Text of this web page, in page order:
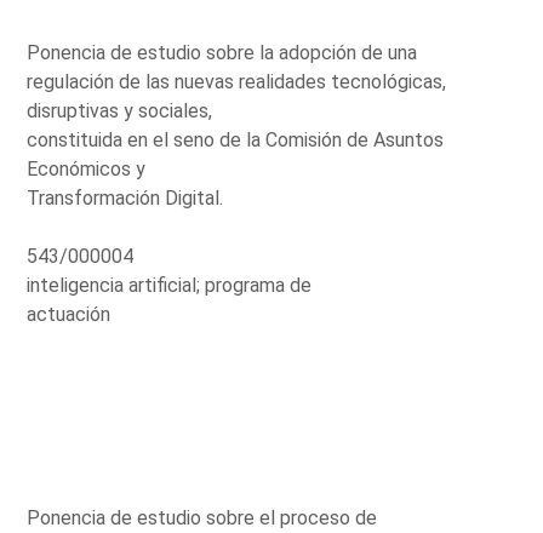
Ponencia de estudio sobre la adopción de una
regulación de las nuevas realidades tecnológicas,
disruptivas y sociales,
constituida en el seno de la Comisión de Asuntos
Económicos y
Transformación Digital.
543/000004
inteligencia artificial; programa de
actuación
Ponencia de estudio sobre el proceso de